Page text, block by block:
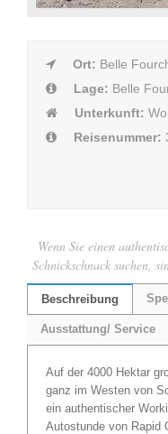
Ort: Belle
Lage: Belle
Unterkunft:
Reisenummer:
Wenn Sie einen
Schnickschnack suchen,
Beschreibung
Ausstattung/ Service
Auf der 4000 Hektar
ganz im Westen von
ein authentischer
Autostunde von Rapid